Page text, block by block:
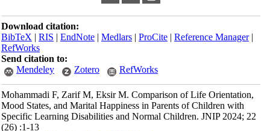
Download citation:
BibTeX|RIS|EndNote|Medlars|ProCite|Reference Manager
RefWorks
Send citation to:
Mendeley
Zotero RefWorks
Mohammadi F, Zarif M, Eksir M. Comparison of Life Orientation,
Mood States, and Marital Happiness in Parents of Children with
Specific Learning Disabilities and Normal Children. JNIP 2024; 22
(26) :1-13